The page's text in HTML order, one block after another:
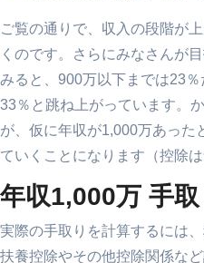
ご覧の通りで、収入の段階が
くのです。さらにみなさんが
みると、900万以下までは23
33％と跳ね上がっています。
が、仮に年収が1,000万あった
ていくことになります（控除は
年収1,000万 手
実際の手取りを計算するには
扶養控除やその他控除関係な